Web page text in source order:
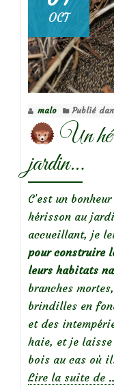
OCT
malo Publié
Un
jardin…
C’est un
hérisson au
accueillant, je
pour construire
leurs habitats
branches
brindilles en
et des
haie, et je
bois au cas où
Lire la suite de